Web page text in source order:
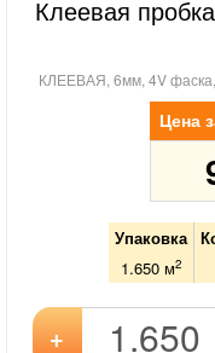
Клеевая
КЛЕЕВАЯ, 6мм, 4V
Цена
Упаковка
1.650 м2
+